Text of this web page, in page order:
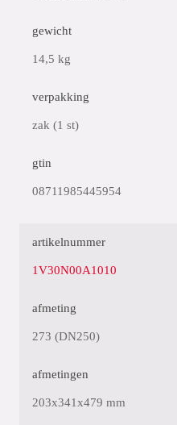
gewicht
14,5 kg
verpakking
zak (1 st)
gtin
08711985445954
artikelnummer
1V30N00A1010
afmeting
273 (DN250)
afmetingen
203x341x479 mm